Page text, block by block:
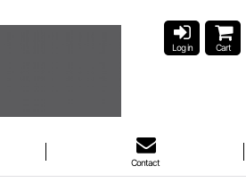
Log in Cart
Contact